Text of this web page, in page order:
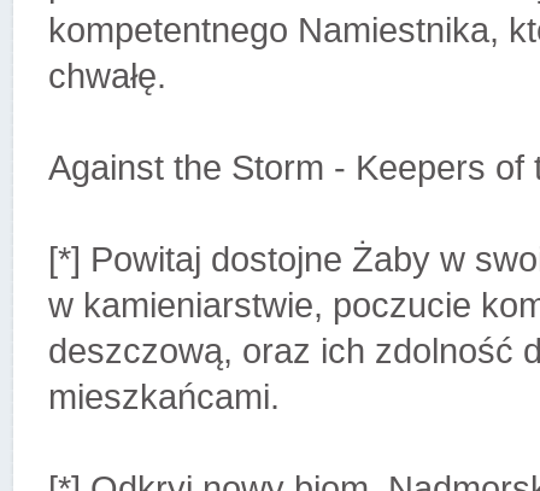
kompetentnego Namiestnika,
chwałę.
Against the Storm - Keepers of
[*] Powitaj dostojne Żaby w
w kamieniarstwie, poczucie
deszczową, oraz ich zdolność
mieszkańcami.